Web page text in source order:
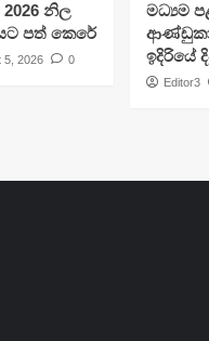
2026 නිල
පත් කෙරේ
5, 2026 0
මධ්‍යම
ඉදිරියේ
Editor3